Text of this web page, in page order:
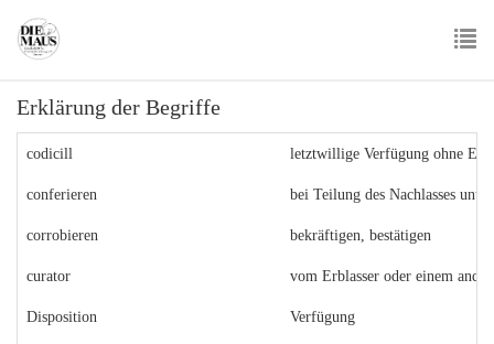
main
Erklärung der Begriffe
codicill letztwillige Verfügung ohne
conferieren bei Teilung des Nachlasses
corrobieren bekräftigen, bestätigen
curator vom Erblasser oder einem
Disposition Verfügung